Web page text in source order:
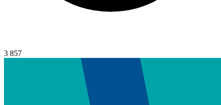
3 857